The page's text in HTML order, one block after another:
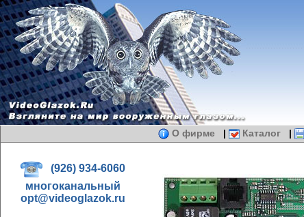
О фирме | Каталог |
(926) 934-6060
многоканальный
opt@videoglazok.ru